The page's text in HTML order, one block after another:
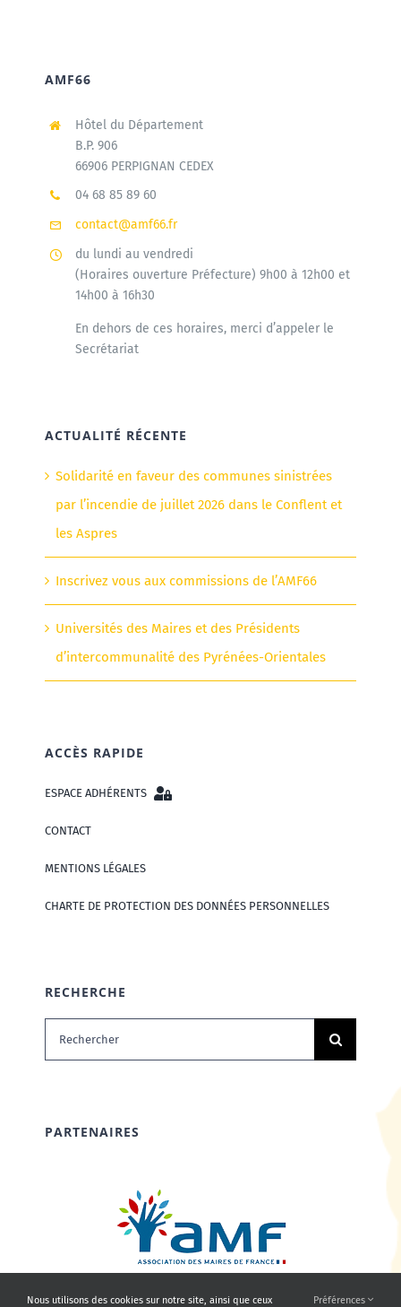
AMF66
Hôtel du Département
B.P. 906
66906 PERPIGNAN CEDEX
04 68 85 89 60
contact@amf66.fr
du lundi au vendredi
(Horaires ouverture Préfecture) 9h00 à 12h00 et
14h00 à 16h30
En dehors de ces horaires, merci d’appeler le
Secrétariat
ACTUALITÉ RÉCENTE
Solidarité en faveur des communes sinistrées
par l’incendie de juillet 2026 dans le Conflent et
les Aspres
Inscrivez vous aux commissions de l’AMF66
Universités des Maires et des Présidents
d’intercommunalité des Pyrénées-Orientales
ACCÈS RAPIDE
ESPACE ADHÉRENTS
CONTACT
MENTIONS LÉGALES
CHARTE DE PROTECTION DES DONNÉES PERSONNELLES
RECHERCHE
Rechercher:
PARTENAIRES
Nous utilisons des cookies sur notre site, ainsi que ceux Préférences